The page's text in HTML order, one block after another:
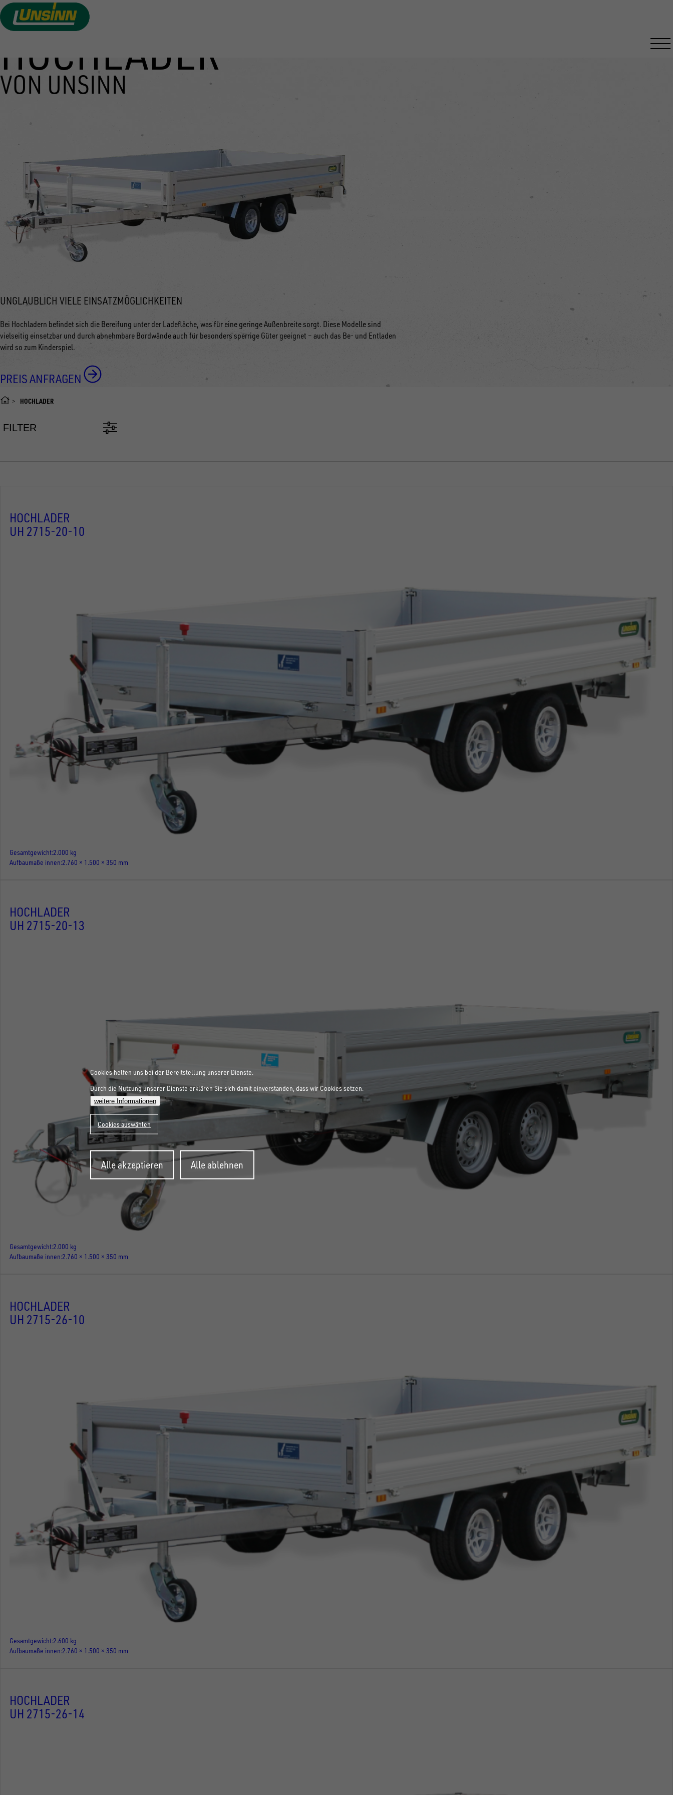
HOCHLADER
VON UNSINN
UNGLAUBLICH VIELE EINSATZMÖGLICHKEITEN
Bei Hochladern befindet sich die Bereifung unter der Ladefläche, was für eine geringe Außenbreite sorgt. Diese Modelle sind
vielseitig einsetzbar und durch abnehmbare Bordwände auch für besonders sperrige Güter geeignet – auch das Be- und Entladen
wird so zum Kinderspiel.
PREIS ANFRAGEN
HOCHLADER
FILTER
HOCHLADER
UH 2715-20-10
Gesamtgewicht 2.000 kg
Aufbaumaße innen 2.760 × 1.500 × 350 mm
HOCHLADER
UH 2715-20-13
Gesamtgewicht 2.000 kg
Aufbaumaße innen 2.760 × 1.500 × 350 mm
HOCHLADER
UH 2715-26-10
Gesamtgewicht 2.600 kg
Aufbaumaße innen 2.760 × 1.500 × 350 mm
HOCHLADER
UH 2715-26-14
Cookies helfen uns bei der Bereitstellung unserer Dienste.
Durch die Nutzung unserer Dienste erklären Sie sich damit einverstanden, dass wir Cookies setzen.
weitere Informationen
Cookies auswählen
Alle akzeptieren
Zustimmung
zurückziehen
Alle ablehnen